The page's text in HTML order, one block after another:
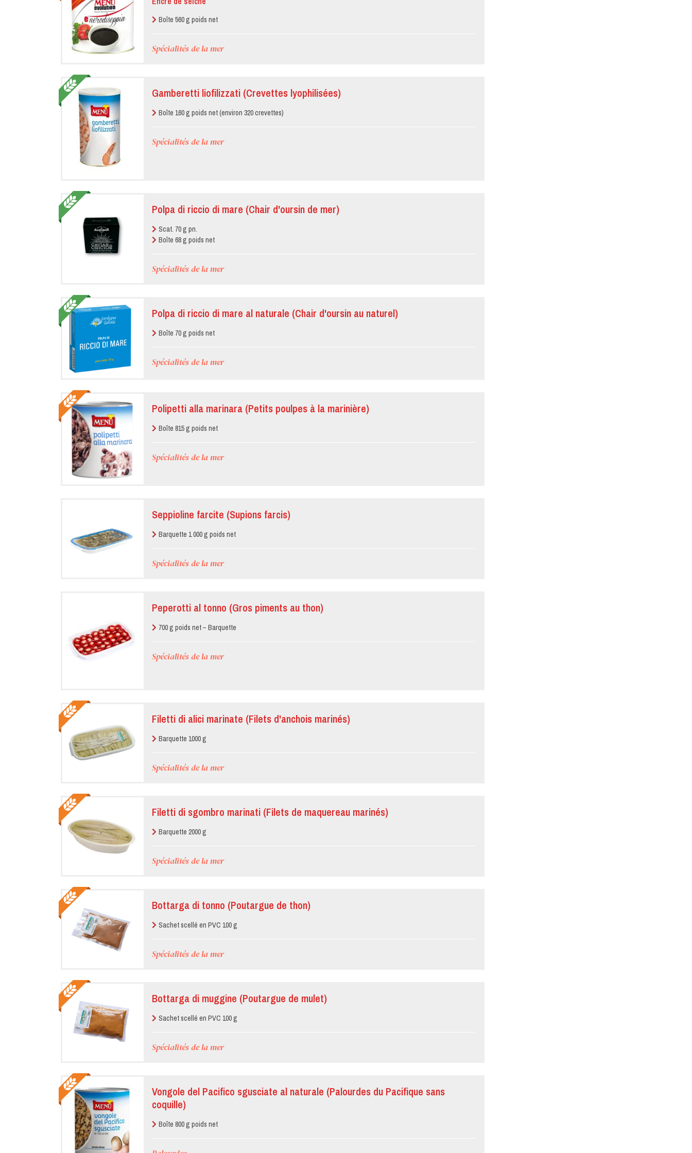
Boîte 560 g poids net
Spécialités de la mer
Gamberetti liofilizzati (Crevettes lyophilisées)
Boîte 160 g poids net (environ 320 crevettes)
Spécialités de la mer
Polpa di riccio di mare (Chair d'oursin de mer)
Scat. 70 g pn.
Boîte 68 g poids net
Spécialités de la mer
Polpa di riccio di mare al naturale (Chair d'oursin au naturel)
Boîte 70 g poids net
Spécialités de la mer
Polipetti alla marinara (Petits poulpes à la marinière)
Boîte 815 g poids net
Spécialités de la mer
Seppioline farcite (Supions farcis)
Barquette 1 000 g poids net
Spécialités de la mer
Peperotti al tonno (Gros piments au thon)
700 g poids net – Barquette
Spécialités de la mer
Filetti di alici marinate (Filets d'anchois marinés)
Barquette 1000 g
Spécialités de la mer
Filetti di sgombro marinati (Filets de maquereau marinés)
Barquette 2000 g
Spécialités de la mer
Bottarga di tonno (Poutargue de thon)
Sachet scellé en PVC 100 g
Spécialités de la mer
Bottarga di muggine (Poutargue de mulet)
Sachet scellé en PVC 100 g
Spécialités de la mer
Vongole del Pacifico sgusciate al naturale (Palourdes du Pacifique sans
coquille)
Boîte 800 g poids net